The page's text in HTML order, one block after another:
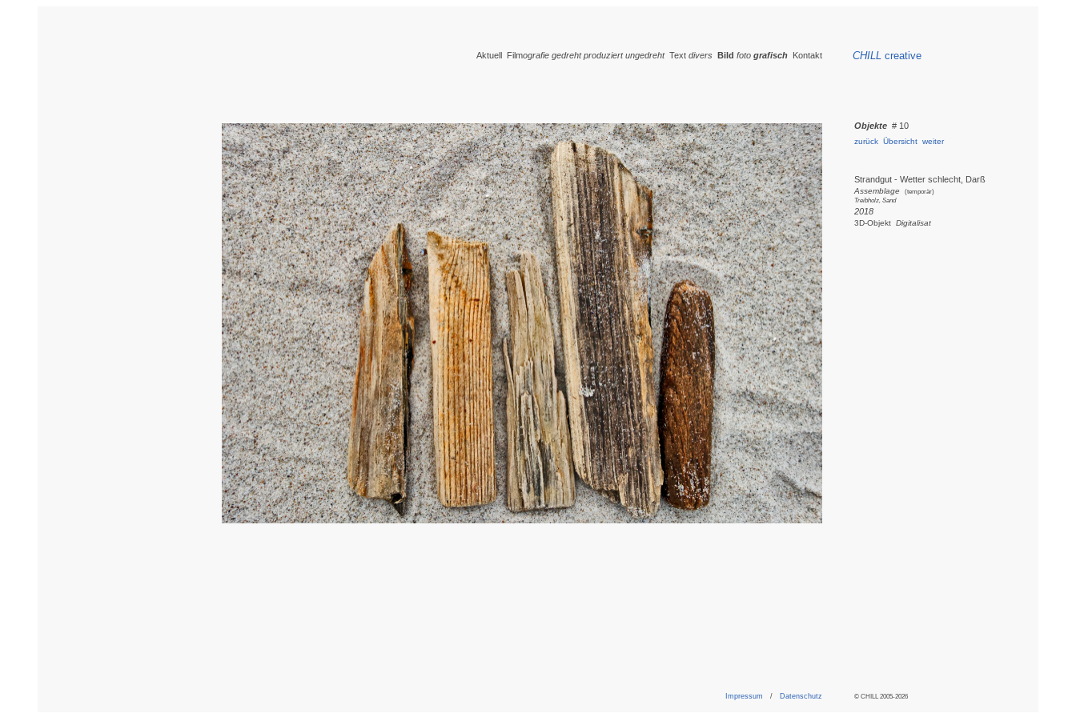
CHILL creative
Aktuell Filmografie gedreht produziert ungedrehtText divers Bild foto grafisch Kontakt
Objekte # 10
zurück Übersicht weiter
Strandgut - Wetter schlecht, Darß
Assemblage
(temporär)
Treibholz, Sand
2018
3D-Objekt Digitalisat
© CHILL 2005-2026
Impressum / Datenschutz